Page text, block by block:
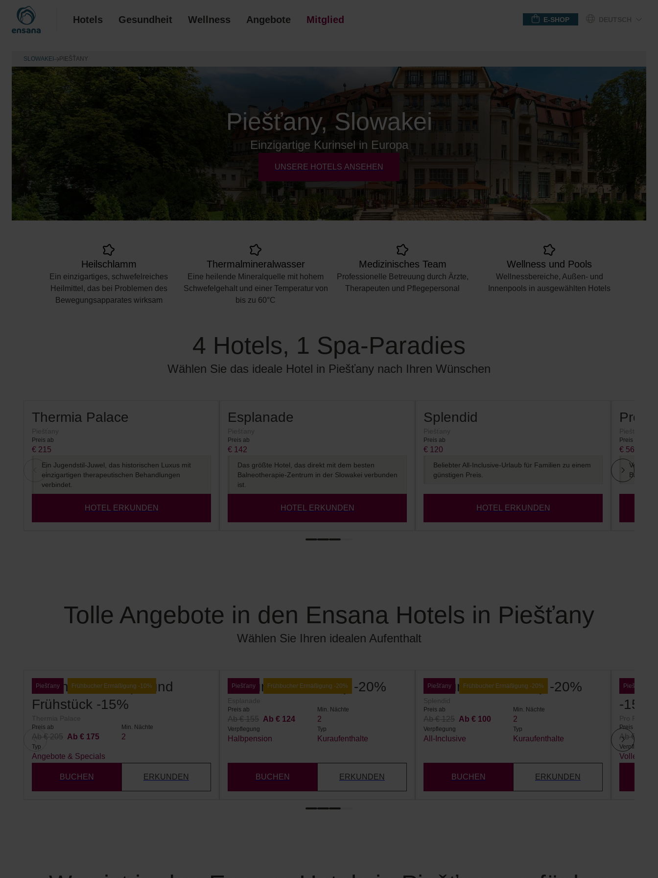
Hotels Gesundheit Wellness Angebote Mitgliedschaft E-SHOP
SLOWAKEI PIEŠŤANY
Piešťany, Slowakei
Einzigartige Kurinsel in Europa
UNSERE HOTELS ANSEHEN
Heilschlamm
Ein einzigartiges, schwefelreiches
Heilmittel, das bei Problemen des
Bewegungsapparates wirksam
Thermalmineralwasser
Eine heilende Mineralquelle mit hohem
Schwefelgehalt und einer Temperatur von
bis zu 60°C
Medizinisches Team
Professionelle Betreuung durch Ärzte,
Therapeuten und Pflegepersonal
Wellness und Pools
Wellnessbereiche, Außen- und
Innenpools in ausgewählten Hotels
4 Hotels, 1 Spa-Paradies
Wählen Sie das ideale Hotel in Piešťany nach Ihren Wünschen
Thermia Palace
Piešťany
Preis ab
€ 215
Ein Jugendstil-Juwel, das historischen Luxus mit
einzigartigen therapeutischen Behandlungen
verbindet.
HOTEL ERKUNDEN
Esplanade
Piešťany
Preis ab
€ 142
Das größte Hotel, das direkt mit dem besten
Balneotherapie-Zentrum in der Slowakei verbunden
ist.
HOTEL ERKUNDEN
Splendid
Piešťany
Preis ab
€ 120
Beliebter All-Inclusive-Urlaub für Familien zu einem
günstigen Preis.
HOTEL ERKUNDEN
Pro
Piešťany
Preis ab
€ 56
Tolle Angebote in den Ensana Hotels in Piešťany
Wählen Sie Ihren idealen Aufenthalt
Piešťany Frühbucher Ermäßigung -10%
Aufenthalt mit Spa und
Frühstück -15%
Thermia Palace
Preis ab
Ab € 205 Ab € 175
Min. Nächte
2
Typ
Angebote & Specials
BUCHEN ERKUNDEN
Piešťany Frühbucher Ermäßigung -20%
Gesund in Piešťany -20%
Esplanade
Preis ab
Ab € 155 Ab € 124
Min. Nächte
2
Verpflegung
Halbpension
Typ
Kuraufenthalte
BUCHEN ERKUNDEN
Piešťany Frühbucher Ermäßigung -20%
Gesund in Piešťany -20%
Splendid
Preis ab
Ab € 125 Ab € 100
Min. Nächte
2
Verpflegung
All-Inclusive
Typ
Kuraufenthalte
BUCHEN ERKUNDEN
Piešťany
-15%
Pro Patria
Preis ab
Ab € 96
Verpflegung
Volle